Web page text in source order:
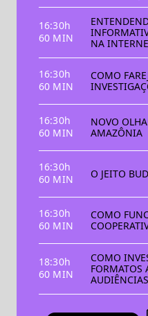
16:30h
60 MIN
NA
16:30h
60 MIN
COMO
16:30h
60 MIN
NOVO
AMAZÔNIA
16:30h
60 MIN
O JEITO
16:30h
60 MIN
COMO
18:30h
60 MIN
COMO
FORMATOS